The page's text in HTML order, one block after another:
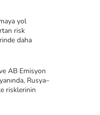
yol
risk
daha
AB Emisyon
Rusya–
risklerinin